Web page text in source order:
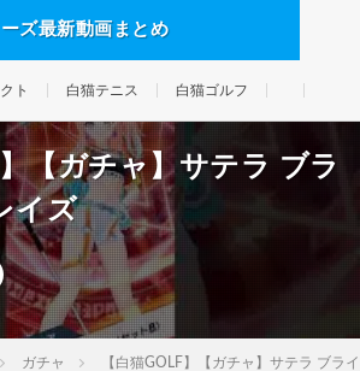
ズ最新動画まとめ
ト 白猫テニス 白猫ゴルフ
】【ガチャ】サテラ ブラ
イズ
ガチャ 【白猫GOLF】【ガチャ】サテラ ブラ